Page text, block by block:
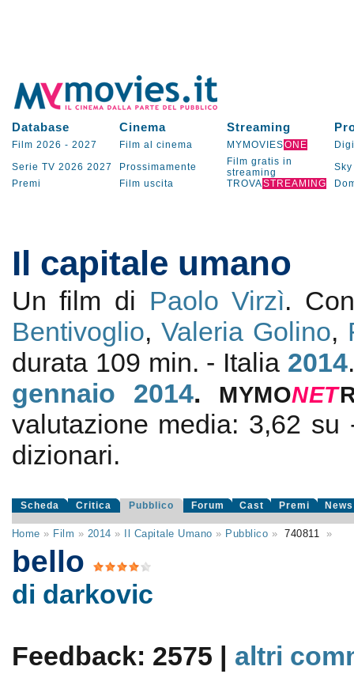
Database Cinema Streaming
Film 2026 - 2027 Film al cinema MYMOVIESONE
Serie TV 2026 2027 Prossimamente
Film gratis in
streaming
Sky
Premi
Film uscita TROVASTREAMING
Il capitale umano
Un film di Paolo Virzì.
Bentivoglio, Valeria Golino,
durata 109 min. - Italia 2014
gennaio 2014. MYMONET
valutazione media: 3,62 su
dizionari.
Scheda Critica Pubblico Forum Cast Premi News
Home » Film » 2014 » Il Capitale Umano » Pubblico » 740811 »
bello
di darkovic
Feedback: 2575 | altri